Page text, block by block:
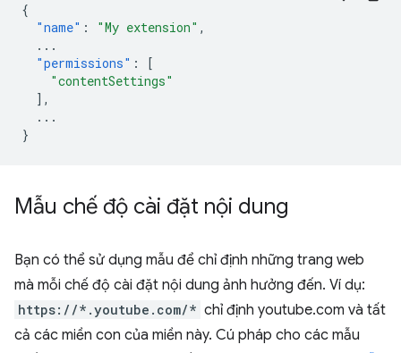
{
"name" : "My extension" ,
...
"permissions" :
[
"contentSettings"
],
...
}
Mẫu chế độ cài đặt nội dung
Bạn có thể sử dụng mẫu để chỉ định những trang web
mà mỗi chế độ cài đặt nội dung ảnh hưởng đến. Ví dụ:
https://*.youtube.com/* chỉ định youtube.com và tất
cả các miền con của miền này. Cú pháp cho các mẫu